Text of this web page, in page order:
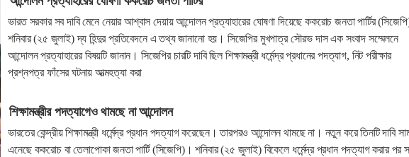
ভারত সরকার সব দাবি মেনে নেয়ার আশ্বাস দেয়ায় আন্দোলন প্রত্যাহারের ঘোষণা দিয়েছে ককরোচ জনতা পার্টির
শনিবার (২৫ জুলাই) দ্য হিন্দুর প্রতিবেদনে এ তথ্য জানানো হয়। সিজেপির মুখপাত্র সৌরভ দাস এক সংবাদ সম্মেলনে
আন্দোলন প্রত্যাহারের বিষয়টি জানান। সিজেপির চারটি দাবি ছিল শিক্ষামন্ত্রী ধর্মেন্দ্র প্রধানের পদত্যাগ, নিট পরীক্ষার
প্রশ্নপত্র ফাঁসের ঘটনায় আত্মহত্যা করা
শিক্ষামন্ত্রীর পদত্যাগেও থামছে না আন্দোলন
ভারতের কেন্দ্রীয় শিক্ষামন্ত্রী ধর্মেন্দ্র প্রধান পদত্যাগ করেছেন। তারপরও আন্দোলন থামছে না। নতুন করে তিনটি দাবি
এনেছে ককরোচ বা তেলাপোকা জনতা পার্টি (সিজেপি)। শনিবার (২৫ জুলাই) বিকেলে ধর্মেন্দ্র প্রধান পদত্যাগ করার পর